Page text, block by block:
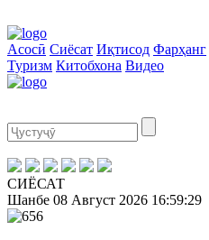
Асосӣ Сиёсат Иқтисод Фарҳанг
Туризм Китобхона Видео
СИЁСАТ
Шанбе 08 Август 2026 16:59:29